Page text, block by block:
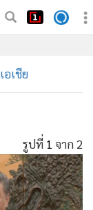
เอเชีย
รูปที่ 1 จาก 2